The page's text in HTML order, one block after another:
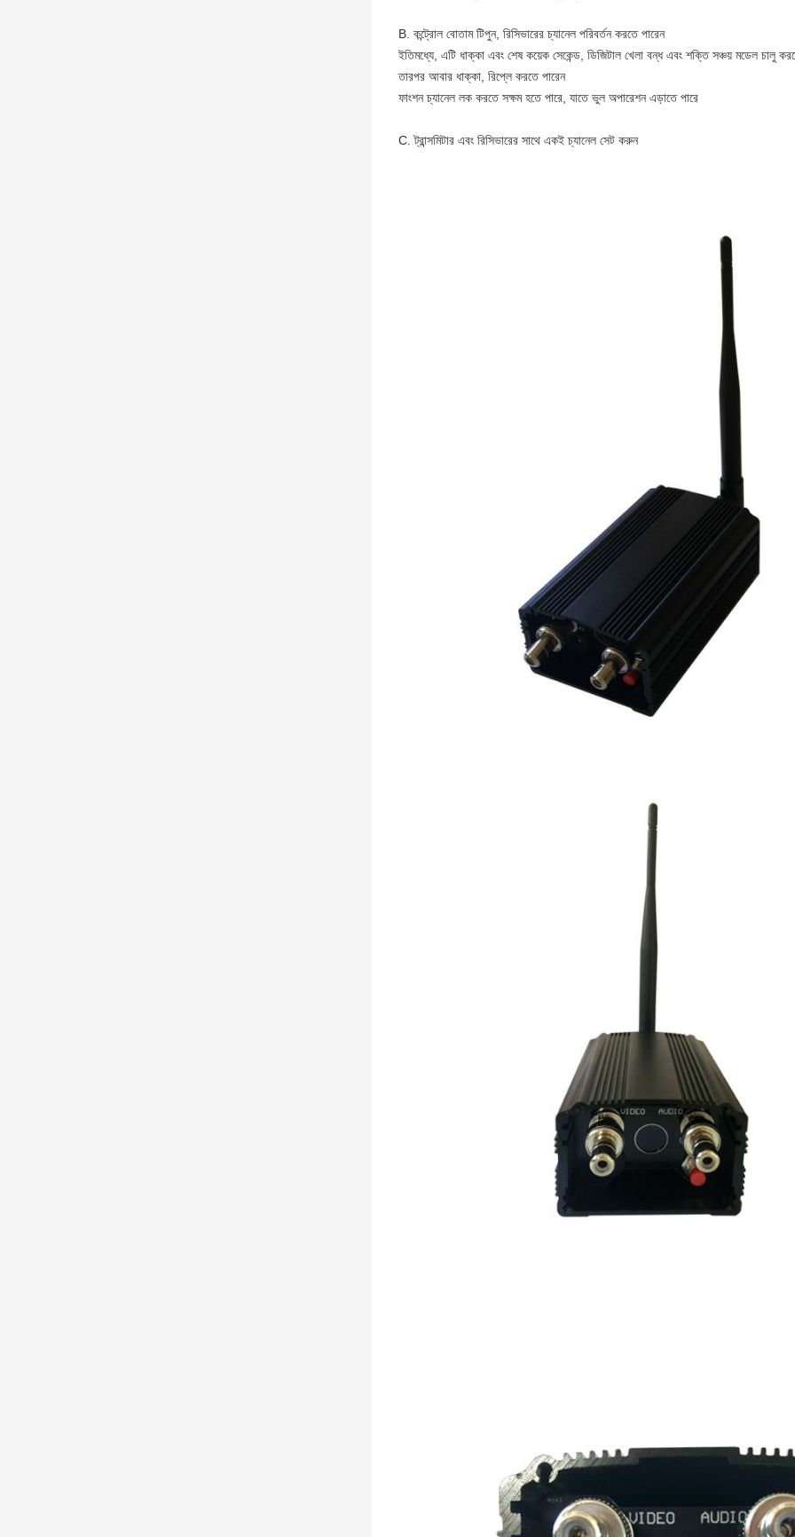
B. কন্ট্রোল বোতাম টিপুন, রিসিভারের চ্যানেল পরিবর্তন করতে পারেন
ইতিমধ্যে, এটি ধাক্কা এবং শেষ কয়েক সেকেন্ড, ডিজিটাল খেলা বন্ধ এবং শক্তি সঞ্চয় মডেল চালু
তারপর আবার ধাক্কা, রিপ্লে করতে পারেন
ফাংশন চ্যানেল লক করতে সক্ষম হতে পারে, যাতে ভুল অপারেশন এড়াতে পারে
C. ট্রান্সমিটার এবং রিসিভারের সাথে একই চ্যানেল সেট করুন